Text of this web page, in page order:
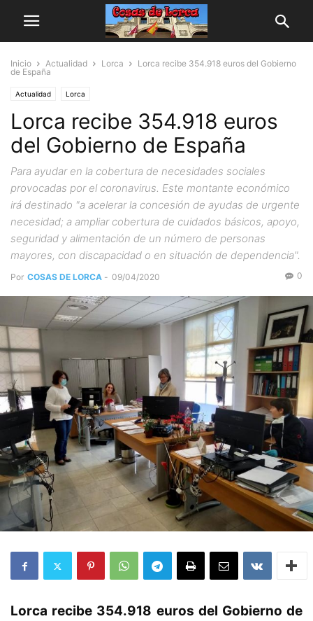
Inicio Actualidad Lorca
Lorca recibe 354.918 euros del Gobierno
de España
Actualidad Lorca
Lorca recibe 354.918 euros
del Gobierno de España
Para ayudar en la cobertura de necesidades sociales
provocadas por el coronavirus. Este montante económico
irá destinado "a acelerar la concesión de ayudas de urgente
necesidad; a ampliar cobertura de cuidados básicos, apoyo,
seguridad y alimentación de un número de personas
mayores, con discapacidad o en situación de dependencia".
Por COSAS DE LORCA - 09/04/2020 0
Lorca recibe 354.918 euros del Gobierno de